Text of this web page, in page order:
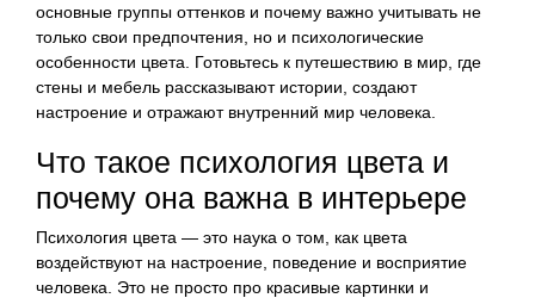
основные группы оттенков и почему важно учитывать не
только свои предпочтения, но и психологические
особенности цвета. Готовьтесь к путешествию в мир, где
стены и мебель рассказывают истории, создают
настроение и отражают внутренний мир человека.
Что такое психология цвета и
почему она важна в интерьере
Психология цвета — это наука о том, как цвета
воздействуют на настроение, поведение и восприятие
человека. Это не просто про красивые картинки и